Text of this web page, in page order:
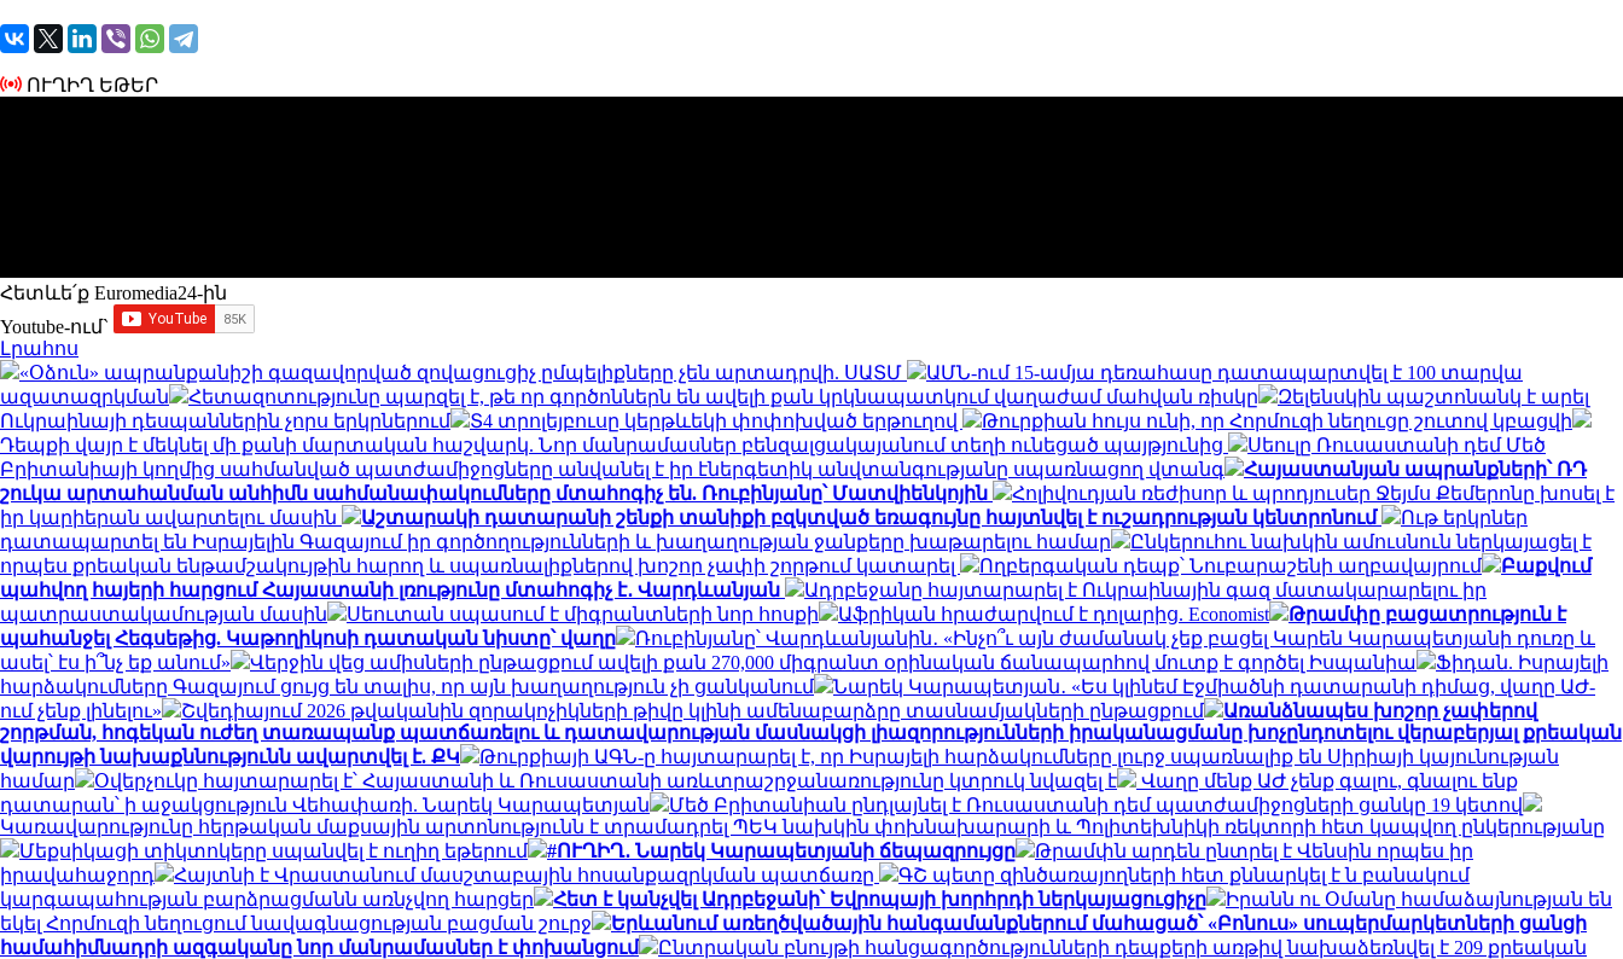
ՈՒՂԻՂ ԵԹԵՐ
Հետևե՛ք Euromedia24-ին
Youtube-ում`
Լրահոս
«Օձուն» ապրանքանիշի գազավորված զովացուցիչ ըմպելիքները չեն արտադրվի. ՍԱՏՄ
ԱՄՆ-ում 15-ամյա դեռահասը դատապարտվել է 100 տարվա
ազատազրկման
Հետազոտությունը պարզել է, թե որ գործոններն են ավելի քան կրկնապատկում վաղաժամ մահվան ռիսկը
Զելենսկին պաշտոնանկ է արել
Ուկրաինայի դեսպաններին չորս երկրներում
Տ4 տրոլեյբուսը կերթևեկի փոփոխված երթուղով
Թուրքիան հույս ունի, որ Հորմուզի նեղուցը շուտով կբացվի
Դեպքի վայր է մեկնել մի քանի մարտական հաշվարկ. Նոր մանրամասներ բենզալցակայանում տեղի ունեցած պայթյունից
Սեուլը Ռուսաստանի դեմ Մեծ
Բրիտանիայի կողմից սահմանված պատժամիջոցները անվանել է իր էներգետիկ անվտանգությանը սպառնացող վտանգ
Հայաստանյան ապրանքների՝ ՌԴ
շուկա արտահանման անհիմն սահմանափակումները մտահոգիչ են. Ռուբինյանը՝ Մատվիենկոյին
Հոլիվուդյան ռեժիսոր և պրոդյուսեր Ջեյմս Քեմերոնը խոսել է
իր կարիերան ավարտելու մասին
Աշտարակի դատարանի շենքի տանիքի բզկտված եռագույնը հայտնվել է ուշադրության կենտրոնում
Ութ երկրներ
դատապարտել են Իսրայելին Գազայում իր գործողությունների և խաղաղության ջանքերը խաթարելու համար
Ընկերուհու նախկին ամուսնուն ներկայացել է
որպես քրեական ենթամշակույթին հարող և սպառնալիքներով խոշոր չափի շորթում կատարել
Ողբերգական դեպք՝ Նուբարաշենի աղբավայրում
Բաքվում
պահվող հայերի հարցում Հայաստանի լռությունը մտահոգիչ է․ Վարդևանյան
Ադրբեջանը հայտարարել է Ուկրաինային գազ մատակարարելու իր
պատրաստակամության մասին
Սեուտան սպասում է միգրանտների նոր հոսքի Աֆրիկան ​​հրաժարվում է դոլարից. Economist
Թրամփը բացատրություն է
պահանջել Հեգսեթից. Կաթողիկոսի դատական նիստը՝ վաղը
Ռուբինյանը՝ Վարդևանյանին․ «Ինչո՞ւ այն ժամանակ չեք բացել Կարեն Կարապետյանի դուռը և
ասել՝ էս ի՞նչ եք անում»
Վերջին վեց ամիսների ընթացքում ավելի քան 270,000 միգրանտ օրինական ճանապարհով մուտք է գործել Իսպանիա
Ֆիդան. Իսրայելի
հարձակումները Գազայում ցույց են տալիս, որ այն խաղաղություն չի ցանկանում
Նարեկ Կարապետյան․ «Ես կլինեմ Էջմիածնի դատարանի դիմաց, վաղը ԱԺ-
ում չենք լինելու»
Շվեդիայում 2026 թվականին զորակոչիկների թիվը կլինի ամենաբարձրը տասնամյակների ընթացքում
Առանձնապես խոշոր չափերով
շորթման, հոգեկան ուժեղ տառապանք պատճառելու և դատավարության մասնակցի լիազորությունների իրականացմանը խոչընդոտելու վերաբերյալ քրեական
վարույթի նախաքննությունն ավարտվել է. ՔԿ
Թուրքիայի ԱԳՆ-ը հայտարարել է, որ Իսրայելի հարձակումները լուրջ սպառնալիք են Սիրիայի կայունության
համար
Օվերչուկը հայտարարել է՝ Հայաստանի և Ռուսաստանի առևտրաշրջանառությունը կտրուկ նվազել է
Վաղը մենք ԱԺ չենք գալու, գնալու ենք
դատարան՝ ի աջակցություն Վեհափառի. Նարեկ Կարապետյան
Մեծ Բրիտանիան ընդլայնել է Ռուսաստանի դեմ պատժամիջոցների ցանկը 19 կետով
Կառավարությունը հերթական մաքսային արտոնությունն է տրամադրել ՊԵԿ նախկին փոխնախարարի և Պոլիտեխնիկի ռեկտորի հետ կապվող ընկերությանը
Մեքսիկացի տիկտոկերը սպանվել է ուղիղ եթերում
#ՈՒՂԻՂ․ Նարեկ Կարապետյանի ճեպազրույցը
Թրամփն արդեն ընտրել է Վենսին որպես իր
իրավահաջորդ
Հայտնի է Վրաստանում մասշտաբային հոսանքազրկման պատճառը
ԳՇ պետը զինծառայողների հետ քննարկել է ն բանակում
կարգապահության բարձրացմանն առնչվող հարցեր
Հետ է կանչվել Ադրբեջանի՝ Եվրոպայի խորհրդի ներկայացուցիչը
Իրանն ու Օմանը համաձայնության են
եկել Հորմուզի նեղուցում նավագնացության բացման շուրջ
Երևանում առեղծվածային հանգամանքներում մահացած՝ «Բոնուս» սուպերմարկետների ցանցի
համահիմնադրի ազգականը նոր մանրամասներ է փոխանցում
Ընտրական բնույթի հանցագործությունների դեպքերի առթիվ նախաձեռնվել է 209 քրեական